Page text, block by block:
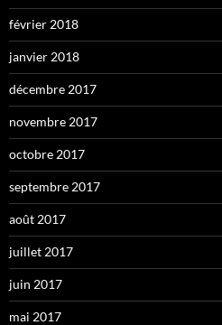
février 2018
janvier 2018
décembre 2017
novembre 2017
octobre 2017
septembre 2017
août 2017
juillet 2017
juin 2017
mai 2017